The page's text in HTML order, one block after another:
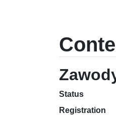
Status
Registration